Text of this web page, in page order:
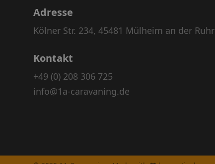
Adresse
Kölner Str. 234, 45481 Mülheim an der Ruhr
Kontakt
+49 (0) 208 306 725
info@1a-caravaning.de